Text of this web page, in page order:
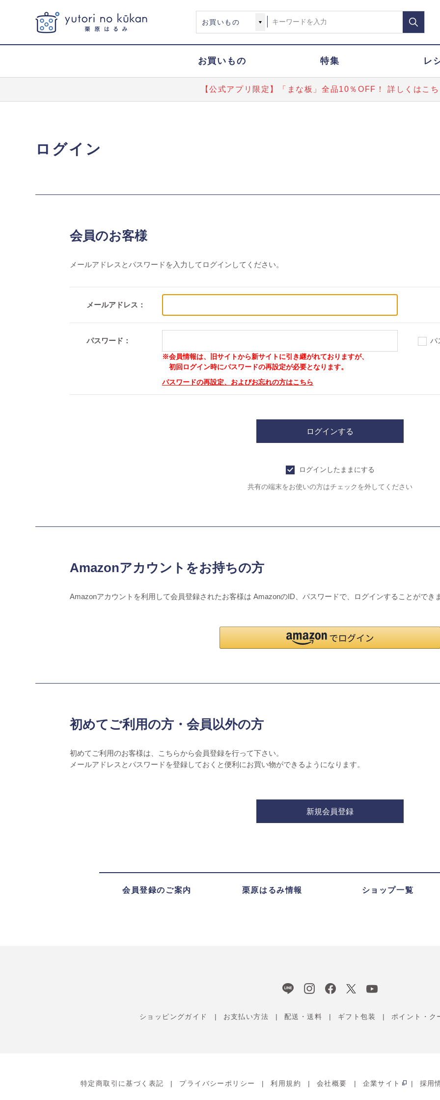
お買いもの 特集 レ
【公式アプリ限定】「まな板」全品10％OFF！ 詳しくはこ
ログイン
会員のお客様
メールアドレスとパスワードを入力してログインしてください。
メールアドレス：
パスワード： パ
※会員情報は、旧サイトから新サイトに引き継がれておりますが、
初回ログイン時にパスワードの再設定が必要となります。
パスワードの再設定、およびお忘れの方はこちら
ログインしたままにする
共有の端末をお使いの方はチェックを外してください
Amazonアカウントをお持ちの方
Amazonアカウントを利用して会員登録されたお客様は AmazonのID、パスワードで、ログインすることができ
初めてご利用の方・会員以外の方
初めてご利用のお客様は、こちらから会員登録を行って下さい。
メールアドレスとパスワードを登録しておくと便利にお買い物ができるようになります。
会員登録のご案内 栗原はるみ情報 ショップ一覧
ショッピングガイド お支払い方法 配送・送料 ギフト包装 ポイント・ク
特定商取引に基づく表記 プライバシーポリシー 利用規約 会社概要 企業サイト 採用